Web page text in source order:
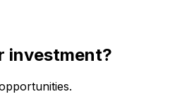
investment?